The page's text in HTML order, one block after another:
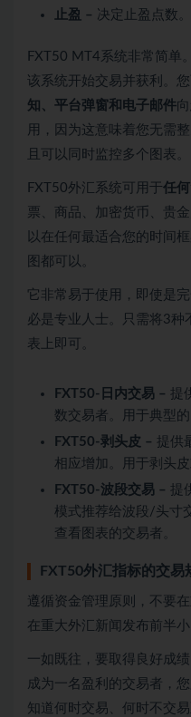
止盈 – 决定止盈点数。
FXT50 MT4系统非常简单
该系统开始交易并获利。
知、平台弹窗和电子邮件
用，因为这意味着您无需
且可以同时监控多个图表。
FXT50外汇系统可用于任何
票、商品、加密货币、贵
以在任何最适合您的时间
图都可以。
它非常易于使用，即使是
必是专业人士。只需将3种
表上即可。
FXT50-日内交易 – 提
数交易者。用于典型
FXT50-剥头皮 – 提供
相应增加。用于剥头皮
FXT50-波段交易 – 提
模式推荐给波段/头寸
查看图表的交易者。
FXT50外汇指标的交易
遵循资金管理原则，不要
在重大外汇新闻发布前半小
一如既往，要取得良好成
成为一名盈利的交易者，
知道何时交易、何时不交